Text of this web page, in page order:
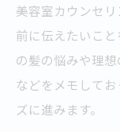
美容室カウンセ
前に伝えたいこ
の髪の悩みや理
などをメモして
ズに進みます。